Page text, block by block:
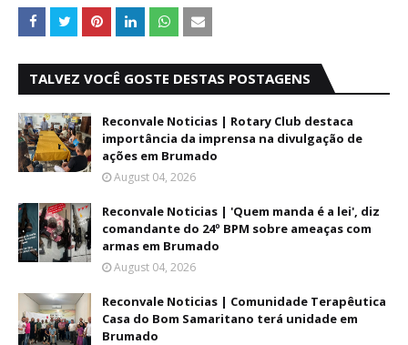
TALVEZ VOCÊ GOSTE DESTAS POSTAGENS
Reconvale Noticias | Rotary Club destaca
importância da imprensa na divulgação de
ações em Brumado
August 04, 2026
Reconvale Noticias | 'Quem manda é a lei', diz
comandante do 24º BPM sobre ameaças com
armas em Brumado
August 04, 2026
Reconvale Noticias | Comunidade Terapêutica
Casa do Bom Samaritano terá unidade em
Brumado